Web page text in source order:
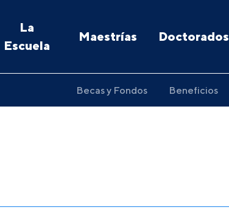
La
Escuela
Maestrías Doctorados
Becas y Fondos Beneficios